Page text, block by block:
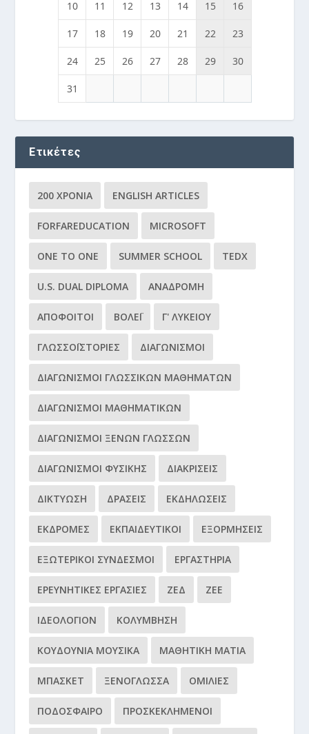
10 11 12 13 14 15 16
17 18 19 20 21 22 23
24 25 26 27 28 29 30
31
Ετικέτες
200 ΧΡΌΝΙΑ ENGLISH ARTICLES
FORFAREDUCATION MICROSOFT
ONE TO ONE SUMMER SCHOOL TEDX
U.S. DUAL DIPLOMA ΑΝΑΔΡΟΜΉ
ΑΠΌΦΟΙΤΟΙ ΒΌΛΕΪ Γ' ΛΥΚΕΊΟΥ
ΓΛΩΣΣΟΪΣΤΟΡΊΕΣ ΔΙΑΓΩΝΙΣΜΟΊ
ΔΙΑΓΩΝΙΣΜΟΊ ΓΛΩΣΣΙΚΏΝ ΜΑΘΗΜΆΤΩΝ
ΔΙΑΓΩΝΙΣΜΟΊ ΜΑΘΗΜΑΤΙΚΏΝ
ΔΙΑΓΩΝΙΣΜΟΊ ΞΈΝΩΝ ΓΛΩΣΣΏΝ
ΔΙΑΓΩΝΙΣΜΟΊ ΦΥΣΙΚΉΣ ΔΙΑΚΡΊΣΕΙΣ
ΔΙΚΤΎΩΣΗ ΔΡΆΣΕΙΣ ΕΚΔΗΛΏΣΕΙΣ
ΕΚΔΡΟΜΈΣ ΕΚΠΑΙΔΕΥΤΙΚΟΊ ΕΞΟΡΜΉΣΕΙΣ
ΕΞΩΤΕΡΙΚΟΊ ΣΎΝΔΕΣΜΟΙ ΕΡΓΑΣΤΉΡΙΑ
ΕΡΕΥΝΗΤΙΚΈΣ ΕΡΓΑΣΊΕΣ ΖΕΔ ΖΕΕ
ΙΔΕΟΛΌΓΙΟΝ ΚΟΛΎΜΒΗΣΗ
ΚΟΥΔΟΎΝΙΑ ΜΟΥΣΙΚΆ ΜΑΘΗΤΙΚΉ ΜΑΤΙΆ
ΜΠΆΣΚΕΤ ΞΕΝΌΓΛΩΣΣΑ ΟΜΙΛΊΕΣ
ΠΟΔΌΣΦΑΙΡΟ ΠΡΟΣΚΕΚΛΗΜΈΝΟΙ